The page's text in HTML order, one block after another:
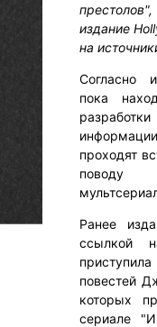
издание
на
Согласно
пока
проходят
поводу
Ранее
ссылкой
повестей
которых
сериале